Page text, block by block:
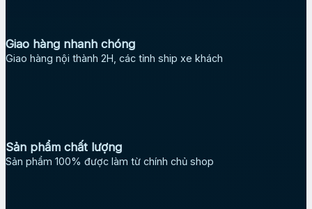
Giao hàng nhanh chóng
Giao hàng nội thành 2H, các tỉnh ship xe khách
Sản phẩm chất lượng
Sản phẩm 100% được làm từ chính chủ shop